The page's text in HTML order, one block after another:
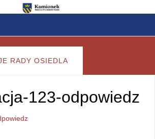
RADY OSIEDLA
123-odpowiedz